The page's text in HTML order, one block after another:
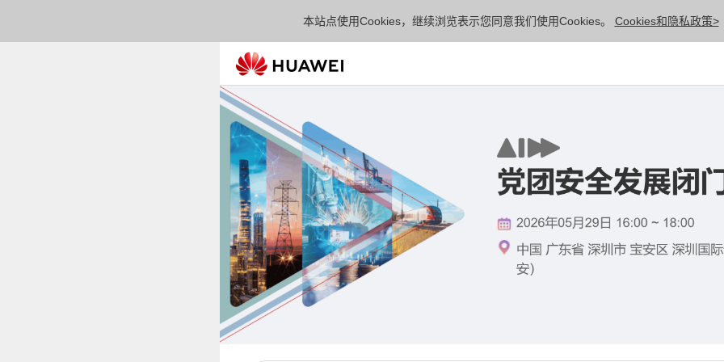
本站点使用Cookies，继续浏览表示您同意我们使用Cookies。 Cookies和隐私政策>